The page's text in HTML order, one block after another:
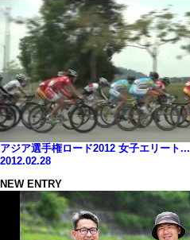
アジア選手権ロード2012 女子エリート...
2012.02.28
NEW ENTRY